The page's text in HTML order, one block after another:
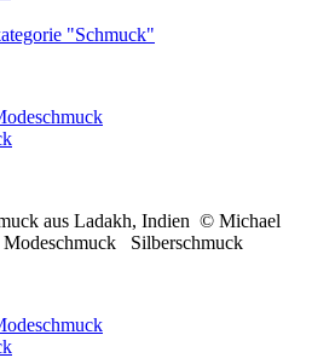
"Schmuck"
aus Ladakh, Indien © Michael
Silberschmuck